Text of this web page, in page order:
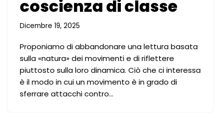
coscienza di classe
Dicembre 19, 2025
Proponiamo di abbandonare una lettura basata
sulla «natura» dei movimenti e di riflettere
piuttosto sulla loro dinamica. Ciò che ci interessa
è il modo in cui un movimento è in grado di
sferrare attacchi contro…